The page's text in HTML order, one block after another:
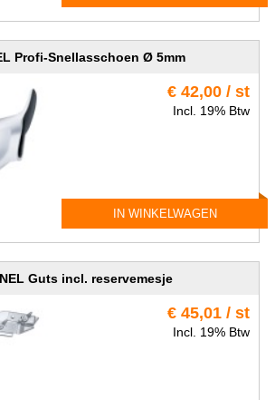
Profi-Snellasschoen Ø 5mm
€ 42,00 / st
Incl. 19% Btw
IN WINKELWAGEN
Guts incl. reservemesje
€ 45,01 / st
Incl. 19% Btw